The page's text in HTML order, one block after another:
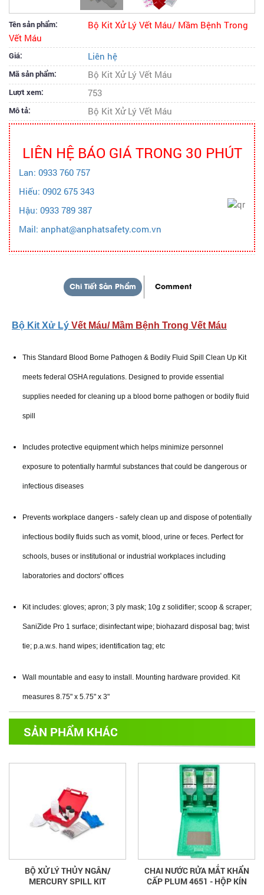
Tên sản phẩm:
Bộ Kit Xử Lý Vết Máu/ Mầm Bệnh Trong
Vết Máu
Giá: Liên hệ
Mã sản phẩm: Bộ Kit Xử Lý Vết Máu
Lượt xem: 753
Mô tả: Bộ Kit Xử Lý Vết Máu
LIÊN HỆ BÁO GIÁ TRONG 30 PHÚT
Lan: 0933 760 757
Hiếu: 0902 675 343
Hậu: 0933 789 387
Mail: anphat@anphatsafety.com.vn
Chi Tiết Sản Phẩm Comment
Bộ Kit Xử Lý Vết Máu/ Mầm Bệnh Trong Vết Máu
This Standard Blood Borne Pathogen & Bodily Fluid Spill Clean Up Kit
meets federal OSHA regulations. Designed to provide essential
supplies needed for cleaning up a blood borne pathogen or bodily fluid
spill
Includes protective equipment which helps minimize personnel
exposure to potentially harmful substances that could be dangerous or
infectious diseases
Prevents workplace dangers - safely clean up and dispose of potentially
infectious bodily fluids such as vomit, blood, urine or feces. Perfect for
schools, buses or institutional or industrial workplaces including
laboratories and doctors' offices
Kit includes: gloves; apron; 3 ply mask; 10g z solidifier; scoop & scraper;
SaniZide Pro 1 surface; disinfectant wipe; biohazard disposal bag; twist
tie; p.a.w.s. hand wipes; identification tag; etc
Wall mountable and easy to install. Mounting hardware provided. Kit
measures 8.75" x 5.75" x 3"
SẢN PHẨM KHÁC
BỘ XỬ LÝ THỦY NGÂN/
MERCURY SPILL KIT
CHAI NƯỚC RỬA MẮT KHẨN
CẤP PLUM 4651 - HỘP KÍN